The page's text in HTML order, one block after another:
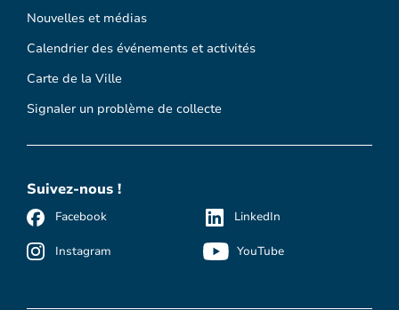
Nouvelles et médias
Calendrier des événements et activités
Carte de la Ville
Signaler un problème de collecte
Suivez-nous !
Facebook
Instagram
LinkedIn
YouTube